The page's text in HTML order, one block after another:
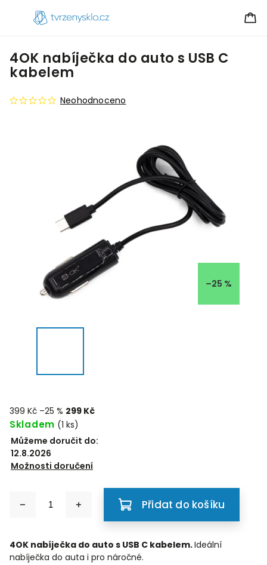
4OK nabíječka do auto s USB C
kabelem
Neohodnoceno
–25 %
399 Kč –25 % 299 Kč
Skladem (1 ks)
Můžeme doručit do:
12.8.2026
Možnosti doručení
Přidat do košíku
4OK nabíječka do auto s USB C kabelem.Ideální
nabíječka do auta i pro náročné.